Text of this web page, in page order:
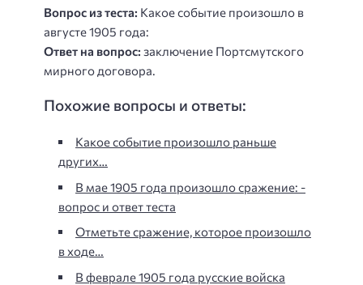
Вопрос из теста: Какое событие произошло в
августе 1905 года:
Ответ на вопрос: заключение Портсмутского
мирного договора.
Похожие вопросы и ответы:
Какое событие произошло раньше
других…
В мае 1905 года произошло сражение: -
вопрос и ответ теста
Отметьте сражение, которое произошло
в ходе…
В феврале 1905 года русские войска